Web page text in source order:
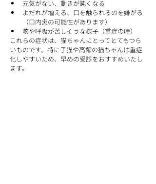
元気がない、動きが鈍くなる
よだれが増える、口を触られるのを嫌がる
（口内炎の可能性があります）
咳や呼吸が苦しそうな様子（重症の時）
これらの症状は、猫ちゃんにとってとてもつら
いものです。特に子猫や高齢の猫ちゃんは重症
化しやすいため、早めの受診をおすすめいたし
ます。